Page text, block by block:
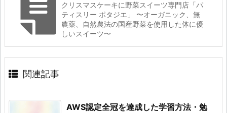
クリスマスケーキに野菜スイーツ専門店「パ
ティスリー ポタジエ」 〜オーガニック、無
農薬、自然農法の国産野菜を使用した体に優
しいスイーツ〜
関連記事
AWS認定全冠を達成した学習方法・勉